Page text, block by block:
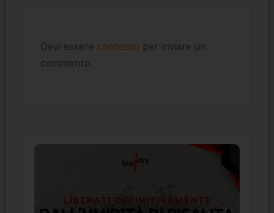
Devi essere connesso per inviare un
commento.